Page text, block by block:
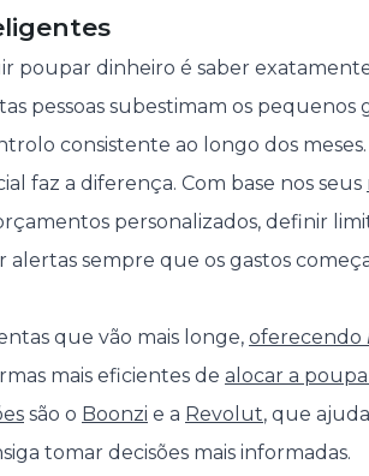
poupar dinheiro é saber
pessoas subestimam os pequenos
consistente ao longo dos meses.
faz a diferença. Com base nos seus
personalizados, definir
alertas sempre que os gastos
que vão mais longe, oferecendo
mais eficientes de alocar a
são o Boonzi e a Revolut, que
tomar decisões mais informadas.